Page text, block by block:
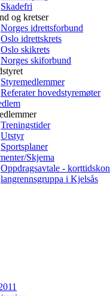
Skadefri
og kretser
Norges idrettsforbund
Oslo idrettskrets
Oslo skikrets
Norges skiforbund
Styremedlemmer
Referater hovedstyremøter
Treningstider
Utstyr
Sportsplaner
Skjema
Oppdragsavtale -
langrennsgruppa i Kjelsås